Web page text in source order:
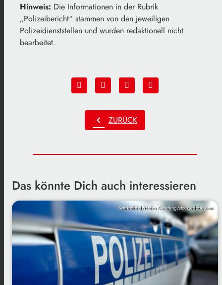
Hinweis: Die Informationen in der Rubrik
„Polizeibericht“ stammen von den jeweiligen
Polizeidienststellen und wurden redaktionell nicht
bearbeitet.
chevron_left ZURÜCK
Das könnte Dich auch interessieren
Symbolbild/Heiko Küverling/stock.adobe.com